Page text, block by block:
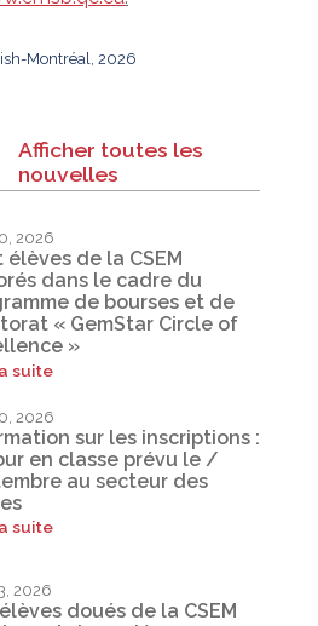
Montréal, 2026
Afficher toutes les
nouvelles
2026
élèves de la CSEM
dans le cadre du
de bourses et de
« GemStar Circle of
»
suite
2026
sur les inscriptions :
en classe prévu le /
au secteur des
suite
2026
doués de la CSEM